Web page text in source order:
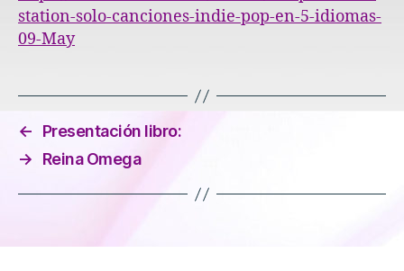
station-solo-canciones-indie-pop-en-5-idiomas-
09-May
←
Presentación libro:
→
Reina Omega